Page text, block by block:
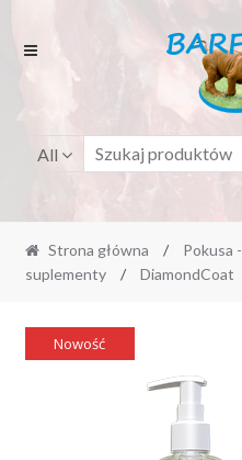
Przejdź
Przejdź
All
Strona główna /
Pokusa -
suplementy
/ DiamondCoat
Nowość